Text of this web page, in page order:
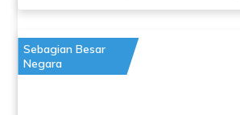
Sebagian Besar
Negara